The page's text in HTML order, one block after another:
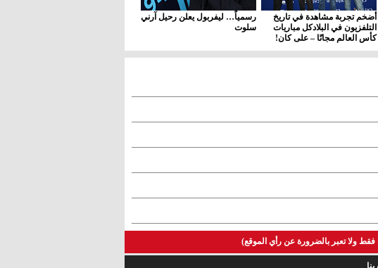
أضخم تجربة مشاهدة في تاريخ
التلفزيون في البلاد كل مباريات
كأس العالم مجانًا – على كان!
رسمياً… ليفربول يعلن رحيل آرني
سلوت